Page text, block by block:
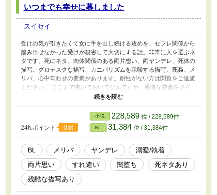
章】生涯で唯一一度もお相手願えなかった、気位の高い猫みたいな
男と。 ・中性的ドS×両刀攻め専タラシ、調教、快楽堕ち、♡喘
ってきてくれるはずの、今はまだ遠いお前と。 ・いざと言うとき
レ、執着攻め 【第六章】壊れてしまった物語を美しく終わらせる
ために、あの図書室で物語を分け合った先生と。 ・自らの性癖に
苦悩する堅物教師×浮世離れした美少年、死ネタあり 【第七章】死
ぬ前に一度だけ、セックスをしたかったあの人と。 ・最終章前
編、死ネタあり 【第八章】そして死ぬ前にただ一度だけ、セック
スをしたあの人と。 ・最終章後編
いつまでも幸せに暮しました
スイセイ
受けの気が引きたくて女に手を出し続ける攻めを、セフレ関係から
踏み出せなかった受けが殺害して大切にする話。非常に人を選ぶネ
タです。死にネタ、肉体関係のある両片想い、両ヤンデレ、死体の
描写、グロテスクな描写、カニバリズムを示唆する描写、死姦、メ
リバ、心中匂わせの要素があります。耐性がない方は閲覧をご遠慮
ください。 ここまで書いておいてなんですが、過激な要素をメイ
ンに期待されるとだいぶ肩透かしかもしれません。どっちかと言う
ませんが、上記の要素に関しての読後の苦情はご勘弁ください。
24h.ポイント 0pt
小説 228,589 位 / 228,589件
BL 31,384 位 / 31,384件
BL メリバ ヤンデレ
溺愛/執着
両片思い
すれ違い 闇堕ち
死ネタあり
残酷な描写あり